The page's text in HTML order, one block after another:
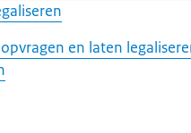
en laten